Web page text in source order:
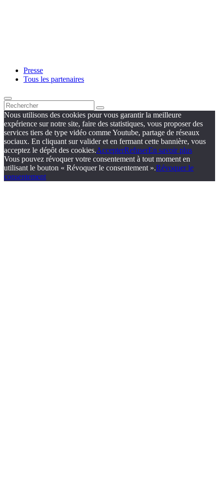
Presse
Tous les partenaires
Nous utilisons des cookies pour vous garantir la meilleure
expérience sur notre site, faire des statistiques, vous proposer des
services tiers de type vidéo comme Youtube, partage de réseaux
sociaux. En cliquant sur valider et en fermant cette bannière, vous
acceptez le dépôt des cookies.AccepterRefuserEn savoir plus
Vous pouvez révoquer votre consentement à tout moment en
utilisant le bouton « Révoquer le consentement ».Révoquer le
consentement